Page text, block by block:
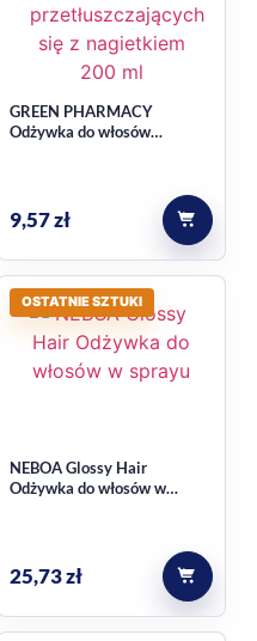
GREEN PHARMACY
Odżywka do włosów
9,57zł
OSTATNIE SZTUKI
NEBOA Glossy Hair
Odżywka do włosów w
25,73zł